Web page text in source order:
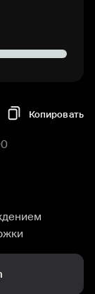
Копировать